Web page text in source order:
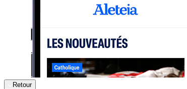
Retour